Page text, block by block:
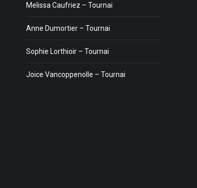
Melissa Caufriez – Tournai
Anne Dumortier – Tournai
Sophie Lorthioir – Tournai
Joice Vancoppenolle – Tournai